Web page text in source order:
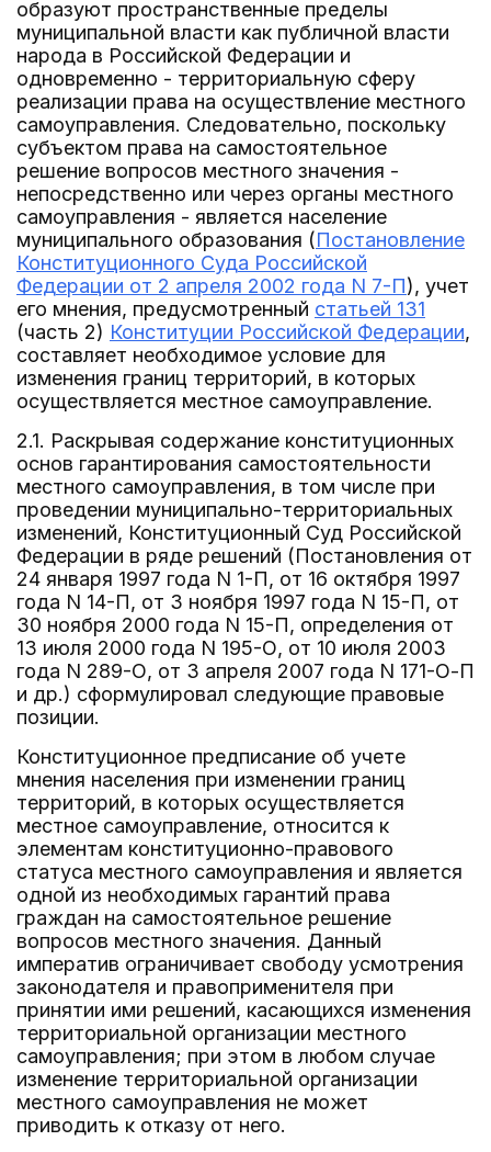
образуют пространственные пределы
муниципальной власти как публичной власти
народа в Российской Федерации и
одновременно - территориальную сферу
реализации права на осуществление местного
самоуправления. Следовательно, поскольку
субъектом права на самостоятельное
решение вопросов местного значения -
непосредственно или через органы местного
самоуправления - является население
муниципального образования (Постановление
Конституционного Суда Российской
Федерации от 2 апреля 2002 года N 7-П), учет
его мнения, предусмотренный статьей 131
(часть 2) Конституции Российской Федерации,
составляет необходимое условие для
изменения границ территорий, в которых
осуществляется местное самоуправление.
2.1. Раскрывая содержание конституционных
основ гарантирования самостоятельности
местного самоуправления, в том числе при
проведении муниципально-территориальных
изменений, Конституционный Суд Российской
Федерации в ряде решений (Постановления от
24 января 1997 года N 1-П, от 16 октября 1997
года N 14-П, от 3 ноября 1997 года N 15-П, от
30 ноября 2000 года N 15-П, определения от
13 июля 2000 года N 195-О, от 10 июля 2003
года N 289-О, от 3 апреля 2007 года N 171-О-П
и др.) сформулировал следующие правовые
позиции.
Конституционное предписание об учете
мнения населения при изменении границ
территорий, в которых осуществляется
местное самоуправление, относится к
элементам конституционно-правового
статуса местного самоуправления и является
одной из необходимых гарантий права
граждан на самостоятельное решение
вопросов местного значения. Данный
императив ограничивает свободу усмотрения
законодателя и правоприменителя при
принятии ими решений, касающихся изменения
территориальной организации местного
самоуправления; при этом в любом случае
изменение территориальной организации
местного самоуправления не может
приводить к отказу от него.